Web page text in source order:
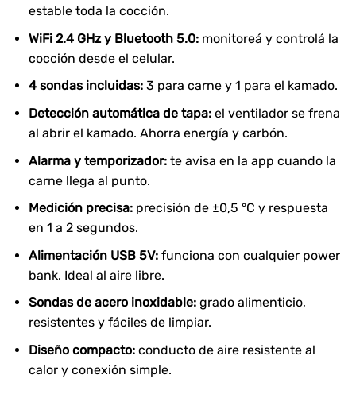
estable toda la cocción.
WiFi 2.4 GHz y Bluetooth 5.0:monitoreá y controlá la
cocción desde el celular.
4 sondas incluidas:3 para carne y 1 para el kamado.
Detección automática de tapa:el ventilador se frena
al abrir el kamado. Ahorra energía y carbón.
Alarma y temporizador:te avisa en la app cuando la
carne llega al punto.
Medición precisa:precisión de ±0,5 °C y respuesta
en 1 a 2 segundos.
Alimentación USB 5V:funciona con cualquier power
bank. Ideal al aire libre.
Sondas de acero inoxidable:grado alimenticio,
resistentes y fáciles de limpiar.
Diseño compacto:conducto de aire resistente al
calor y conexión simple.